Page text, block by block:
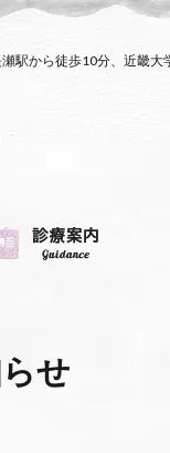
駅から徒歩10分、近畿
せ